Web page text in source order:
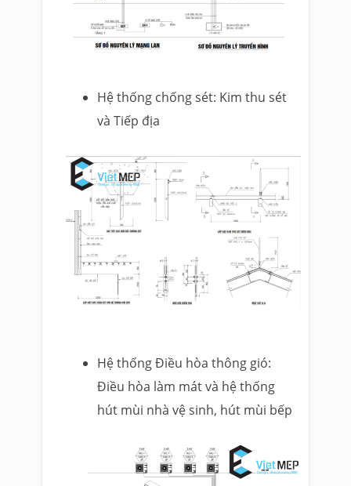
Hệ thống chống sét: Kim thu sét
và Tiếp địa
Hệ thống Điều hòa thông gió:
Điều hòa làm mát và hệ thống
hút mùi nhà vệ sinh, hút mùi bếp